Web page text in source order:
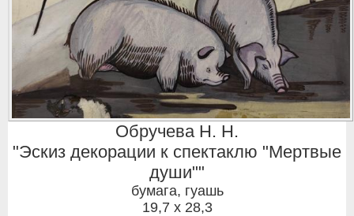
Обручева Н. Н.
"Эскиз декорации к спектаклю "Мертвые
души""
бумага, гуашь
19,7 x 28,3